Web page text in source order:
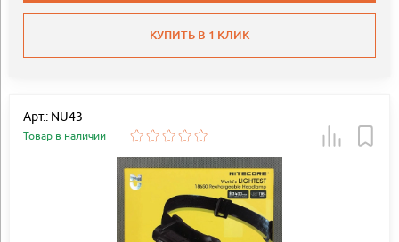
КУПИТЬ В 1 КЛИК
Арт.: NU43
Товар в наличии